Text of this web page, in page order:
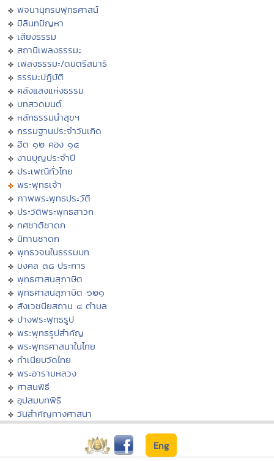
พจนานุกรมพุทธศาสน์
มิลินทปัญหา
เสียงธรรม
สถานีเพลงธรรมะ
เพลงธรรมะ/ดนตรีสมาธิ
ธรรมะปฏิบัติ
คลังแสงแห่งธรรม
บทสวดมนต์
หลักธรรมนำสุขฯ
กรรมฐานประจำวันเกิด
ฮีต ๑๒ คอง ๑๔
งานบุญประจำปี
ประเพณีทั่วไทย
พระพุทธเจ้า
ภาพพระพุทธประวัติ
ประวัติพระพุทธสาวก
ทศชาติชาดก
นิทานชาดก
พุทธวจนในธรรมบท
มงคล ๓๘ ประการ
พุทธศาสนสุภาษิต
พุทธศาสนสุภาษิต ๖๒๑
สังเวชนียสถาน ๔ ตำบล
ปางพระพุทธรูป
พระพุทธรูปสำคัญ
พระพุทธศาสนาในไทย
ทำเนียบวัดไทย
พระอารามหลวง
ศาสนพิธี
อุปสมบทพิธี
วันสำคัญทางศาสนา
Eng